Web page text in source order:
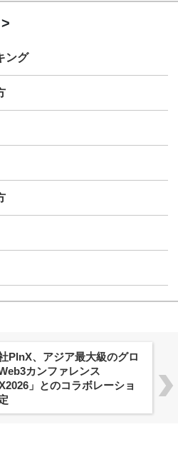
ング
PlnX、アジア最大級のグロ
カンファレンス
」とのコラボレーショ